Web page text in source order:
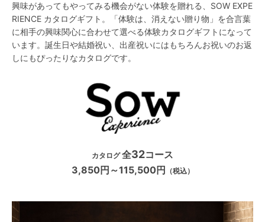
興味があってもやってみる機会がない体験を贈れる、SOW EXPE
RIENCE カタログギフト。「体験は、消えない贈り物」を合言葉
に相手の興味関心に合わせて選べる体験カタログギフトになって
います。誕生日や結婚祝い、出産祝いにはもちろんお祝いのお返
しにもぴったりなカタログです。
カタログ全32コース
3,850円～115,500円 （税込）